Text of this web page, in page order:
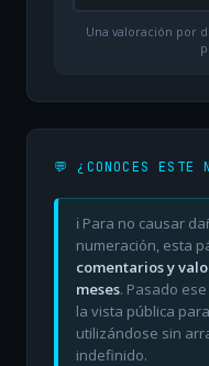
Una valoración por
💬 ¿CONOCES ESTE
ℹ️ Para no causar
numeración, esta
comentarios y
meses. Pasado
la vista pública
utilizándose sin
indefinido.